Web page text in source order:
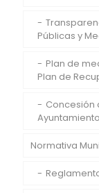
Públicas y
Plan de
Plan de
Concesión
Normativa